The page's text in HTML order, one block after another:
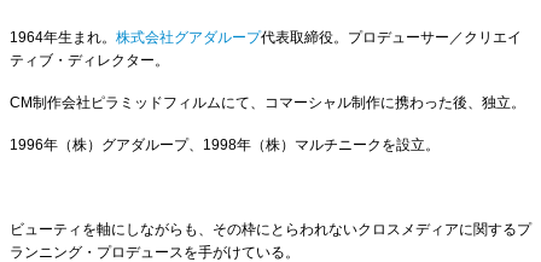
1964年生まれ。 株式会社グアダループ代表取締役。プロデューサー／クリエイ
ティブ・ディレクター。
CM制作会社ピラミッドフィルムにて、コマーシャル制作に携わった後、独立。
1996年（株）グアダループ、1998年（株）マルチニークを設立。
ビューティを軸にしながらも、その枠にとらわれないクロスメディアに関するプ
ランニング・プロデュースを手がけている。